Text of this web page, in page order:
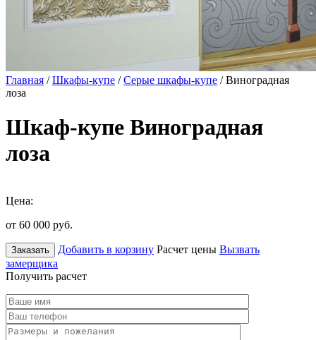
Главная /Шкафы-купе /Серые шкафы-купе / Виноградная
лоза
Шкаф-купе Виноградная
лоза
Цена:
от 60 000 руб.
Заказать Добавить в корзину Расчет цены Вызвать
замерщика
Получить расчет